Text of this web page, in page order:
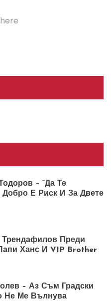
– “Да Те
Е Риск И За Двете
Трендафилов Преди
Ханс И VIP Brother
– Аз Съм Градски
Не Ме Вълнува